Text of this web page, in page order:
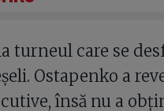
turneul care se
Ostapenko a
însă nu a